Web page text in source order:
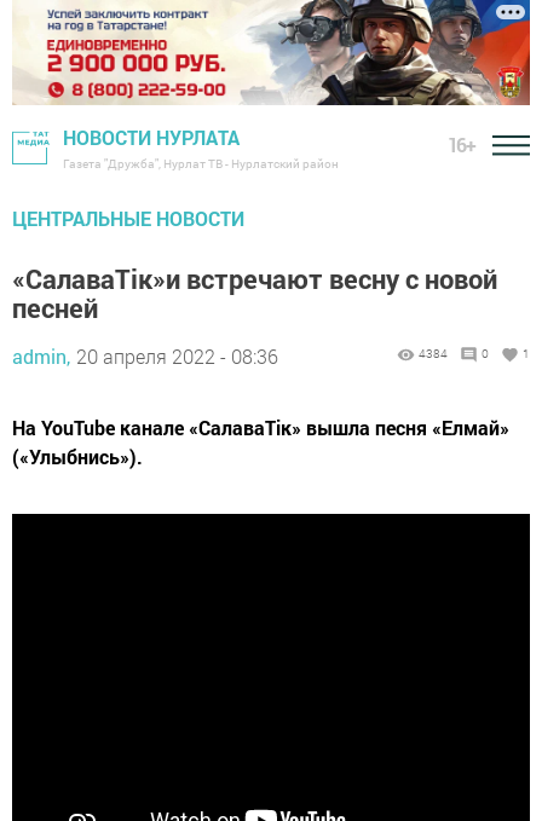
НОВОСТИ НУРЛАТА
Газета "Дружба", Нурлат ТВ - Нурлатский район
16+
ЦЕНТРАЛЬНЫЕ НОВОСТИ
«СалаваТік»и встречают весну с новой
песней
admin, 20 апреля 2022 - 08:36 4384 0 1
На YouTube канале «СалаваТік» вышла песня «Елмай»
(«Улыбнись»).